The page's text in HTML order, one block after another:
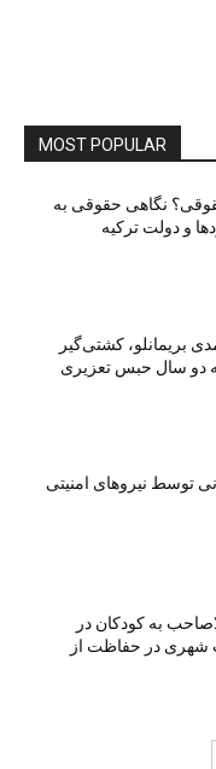
MOST POPULAR
نگاهی حقوقی به
و دولت ترکیه
بریمانلو، کشتی‌گیر
توسط نیروهای امنیتی
به کودکان در
شهری در حفاظت از